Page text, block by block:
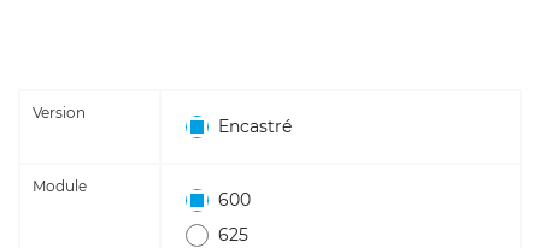
Version
Encastré
Module
600
625